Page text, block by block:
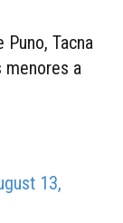
Tacna
menores a
13,